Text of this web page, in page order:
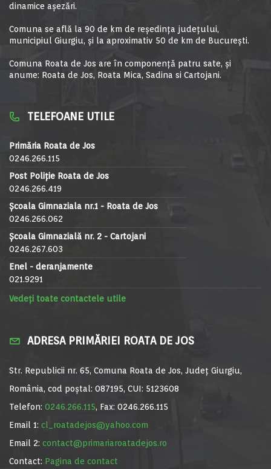
dinamice aşezări.
Comuna se află la 90 de km de reşedinţa judeţului,
municipiul Giurgiu, şi la aproximativ 50 de km de Bucureşti.
Comuna Roata de Jos are în componență patru sate, și
anume: Roata de Jos, Roata Mica, Sadina si Cartojani.
TELEFOANE UTILE
Primăria Roata de Jos
0246.266.115
Post Poliție Roata de Jos
0246.266.419
Școala Gimnaziala nr.1 - Roata de Jos
0246.266.062
Școala Gimnazială nr. 2 - Cartojani
0246.267.603
Enel - deranjamente
021.9291
Vedeți toate contactele utile
ADRESA PRIMĂRIEI ROATA DE JOS
Str. Republicii nr. 65, Comuna Roata de Jos, Județ Giurgiu,
România, cod poștal: 087195, CUI: 5123608
Telefon: 0246.266.115, Fax: 0246.266.115
Email 1: cl_roatadejos@yahoo.com
Email 2: contact@primariaroatadejos.ro
Contact: Pagina de contact